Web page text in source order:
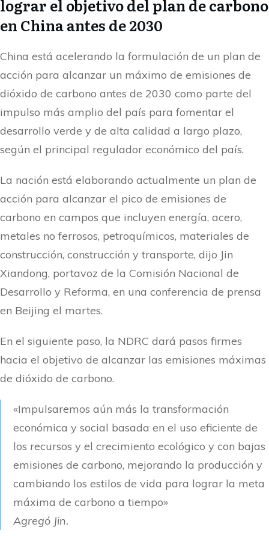
lograr el objetivo del plan de carbono
en China antes de 2030
China está acelerando la formulación de un plan de
acción para alcanzar un máximo de emisiones de
dióxido de carbono antes de 2030 como parte del
impulso más amplio del país para fomentar el
desarrollo verde y de alta calidad a largo plazo,
según el principal regulador económico del país.
La nación está elaborando actualmente un plan de
acción para alcanzar el pico de emisiones de
carbono en campos que incluyen energía, acero,
metales no ferrosos, petroquímicos, materiales de
construcción, construcción y transporte, dijo Jin
Xiandong, portavoz de la Comisión Nacional de
Desarrollo y Reforma, en una conferencia de prensa
en Beijing el martes.
En el siguiente paso, la NDRC dará pasos firmes
hacia el objetivo de alcanzar las emisiones máximas
de dióxido de carbono.
«Impulsaremos aún más la transformación
económica y social basada en el uso eficiente de
los recursos y el crecimiento ecológico y con bajas
emisiones de carbono, mejorando la producción y
cambiando los estilos de vida para lograr la meta
máxima de carbono a tiempo»
Agregó Jin.